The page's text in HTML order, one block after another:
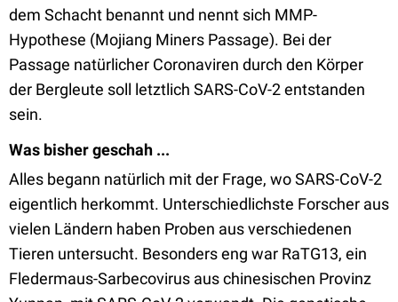
dem Schacht benannt und nennt sich MMP-
Hypothese (Mojiang Miners Passage). Bei der
Passage natürlicher Coronaviren durch den Körper
der Bergleute soll letztlich SARS-CoV-2 entstanden
sein.
Was bisher geschah ...
Alles begann natürlich mit der Frage, wo SARS-CoV-2
eigentlich herkommt. Unterschiedlichste Forscher aus
vielen Ländern haben Proben aus verschiedenen
Tieren untersucht. Besonders eng war RaTG13, ein
Fledermaus-Sarbecovirus aus chinesischen Provinz